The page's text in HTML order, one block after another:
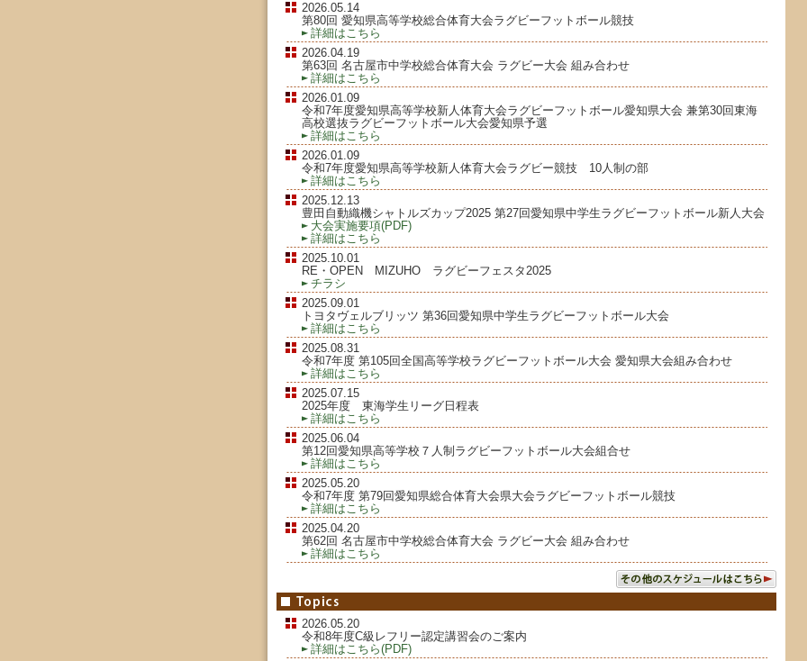
2026.05.14
第80回 愛知県高等学校総合体育大会ラグビーフットボール競技
詳細はこちら
2026.04.19
第63回 名古屋市中学校総合体育大会 ラグビー大会 組み合わせ
詳細はこちら
2026.01.09
令和7年度愛知県高等学校新人体育大会ラグビーフットボール愛知県大会 兼第30回東海
高校選抜ラグビーフットボール大会愛知県予選
詳細はこちら
2026.01.09
令和7年度愛知県高等学校新人体育大会ラグビー競技 10人制の部
詳細はこちら
2025.12.13
豊田自動織機シャトルズカップ2025 第27回愛知県中学生ラグビーフットボール新人大会
大会実施要項(PDF)
詳細はこちら
2025.10.01
RE・OPEN MIZUHO ラグビーフェスタ2025
チラシ
2025.09.01
トヨタヴェルブリッツ 第36回愛知県中学生ラグビーフットボール大会
詳細はこちら
2025.08.31
令和7年度 第105回全国高等学校ラグビーフットボール大会 愛知県大会組み合わせ
詳細はこちら
2025.07.15
2025年度 東海学生リーグ日程表
詳細はこちら
2025.06.04
第12回愛知県高等学校７人制ラグビーフットボール大会組合せ
詳細はこちら
2025.05.20
令和7年度 第79回愛知県総合体育大会県大会ラグビーフットボール競技
詳細はこちら
2025.04.20
第62回 名古屋市中学校総合体育大会 ラグビー大会 組み合わせ
詳細はこちら
2026.05.20
令和8年度C級レフリー認定講習会のご案内
詳細はこちら(PDF)